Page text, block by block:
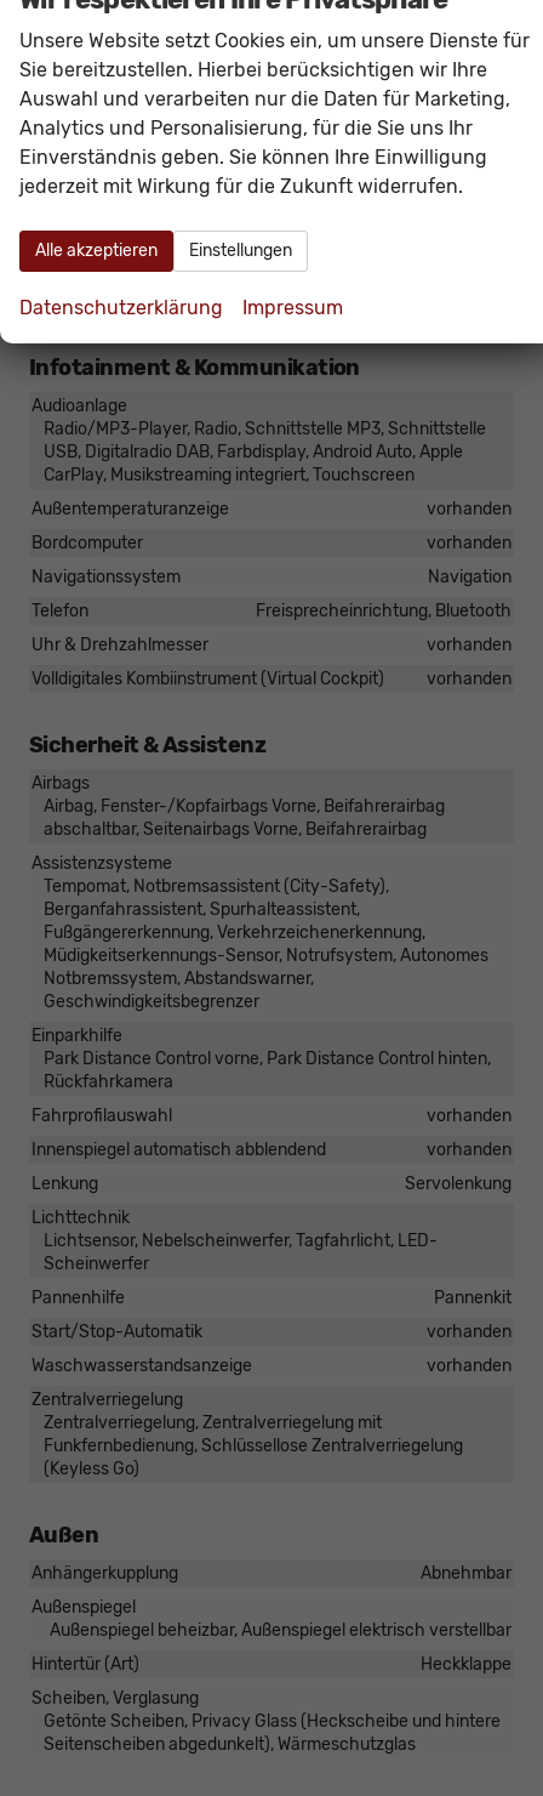
Klimatisierung
Klimaautomatik, 2-Zonen-Klimaautomatik
Laderaumabdeckung
vorhanden
in Leder, höhenverstellbar, mit Multifunktionen, mit
Lenkradheizung
Sitze
Isofix (Kindersitzbefestigung), Rücksitzbank hinten geteilt,
Sitze: Lordosenstütze
Höhenverstellbarer Fahrer- und Beifahrersitz
Infotainment & Kommunikation
Audioanlage
Radio/MP3-Player, Radio, Schnittstelle MP3, Schnittstelle
USB, Digitalradio DAB, Farbdisplay, Android Auto, Apple
CarPlay, Musikstreaming integriert, Touchscreen
Außentemperaturanzeige
vorhanden
Bordcomputer
vorhanden
Navigationssystem
Navigation
Telefon
Freisprecheinrichtung, Bluetooth
Uhr & Drehzahlmesser
vorhanden
Volldigitales Kombiinstrument (Virtual Cockpit)
vorhanden
Sicherheit & Assistenz
Airbags
Airbag, Fenster-/Kopfairbags Vorne, Beifahrerairbag
abschaltbar, Seitenairbags Vorne, Beifahrerairbag
Assistenzsysteme
Tempomat, Notbremsassistent (City-Safety),
Berganfahrassistent, Spurhalteassistent,
Fußgängererkennung, Verkehrzeichenerkennung,
Müdigkeitserkennungs-Sensor, Notrufsystem, Autonomes
Notbremssystem, Abstandswarner,
Geschwindigkeitsbegrenzer
Einparkhilfe
Park Distance Control vorne, Park Distance Control hinten,
Rückfahrkamera
Fahrprofilauswahl
vorhanden
Innenspiegel automatisch abblendend
vorhanden
Lenkung
Servolenkung
Lichttechnik
Lichtsensor, Nebelscheinwerfer, Tagfahrlicht, LED-
Scheinwerfer
Pannenhilfe
Pannenkit
Start/Stop-Automatik
vorhanden
Waschwasserstandsanzeige
vorhanden
Zentralverriegelung
Zentralverriegelung, Zentralverriegelung mit
Funkfernbedienung, Schlüssellose Zentralverriegelung
(Keyless Go)
Außen
Anhängerkupplung
Abnehmbar
Außenspiegel
Außenspiegel beheizbar, Außenspiegel elektrisch verstellbar
Hintertür (Art)
Heckklappe
Scheiben, Verglasung
Getönte Scheiben, Privacy Glass (Heckscheibe und hintere
Seitenscheiben abgedunkelt), Wärmeschutzglas
Unsere Website setzt Cookies ein, um unsere Dienste für
Sie bereitzustellen. Hierbei berücksichtigen wir Ihre
Auswahl und verarbeiten nur die Daten für Marketing,
Analytics und Personalisierung, für die Sie uns Ihr
Einverständnis geben. Sie können Ihre Einwilligung
jederzeit mit Wirkung für die Zukunft widerrufen.
Alle akzeptieren Einstellungen
Datenschutzerklärung Impressum